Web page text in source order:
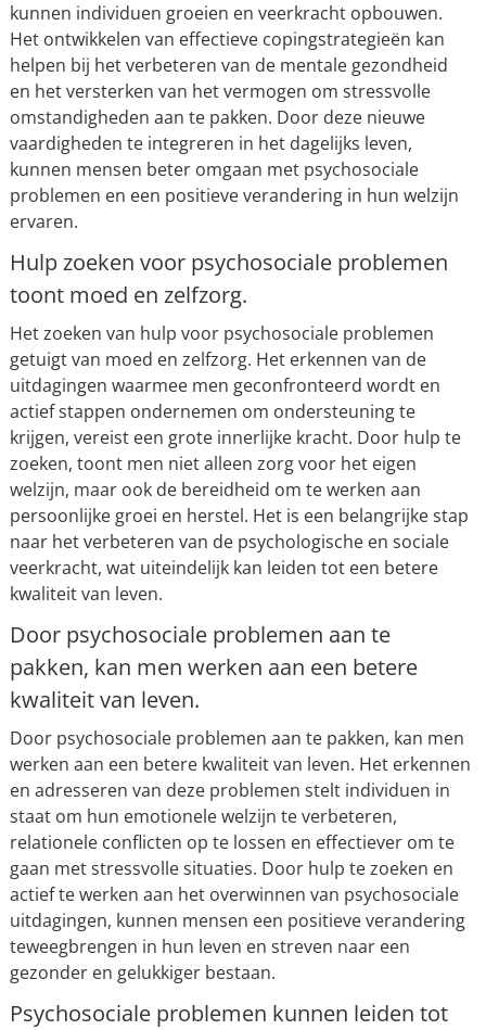
kunnen individuen groeien en veerkracht opbouwen.
Het ontwikkelen van effectieve copingstrategieën kan
helpen bij het verbeteren van de mentale gezondheid
en het versterken van het vermogen om stressvolle
omstandigheden aan te pakken. Door deze nieuwe
vaardigheden te integreren in het dagelijks leven,
kunnen mensen beter omgaan met psychosociale
problemen en een positieve verandering in hun welzijn
ervaren.
Hulp zoeken voor psychosociale problemen
toont moed en zelfzorg.
Het zoeken van hulp voor psychosociale problemen
getuigt van moed en zelfzorg. Het erkennen van de
uitdagingen waarmee men geconfronteerd wordt en
actief stappen ondernemen om ondersteuning te
krijgen, vereist een grote innerlijke kracht. Door hulp te
zoeken, toont men niet alleen zorg voor het eigen
welzijn, maar ook de bereidheid om te werken aan
persoonlijke groei en herstel. Het is een belangrijke stap
naar het verbeteren van de psychologische en sociale
veerkracht, wat uiteindelijk kan leiden tot een betere
kwaliteit van leven.
Door psychosociale problemen aan te
pakken, kan men werken aan een betere
kwaliteit van leven.
Door psychosociale problemen aan te pakken, kan men
werken aan een betere kwaliteit van leven. Het erkennen
en adresseren van deze problemen stelt individuen in
staat om hun emotionele welzijn te verbeteren,
relationele conflicten op te lossen en effectiever om te
gaan met stressvolle situaties. Door hulp te zoeken en
actief te werken aan het overwinnen van psychosociale
uitdagingen, kunnen mensen een positieve verandering
teweegbrengen in hun leven en streven naar een
gezonder en gelukkiger bestaan.
Psychosociale problemen kunnen leiden tot